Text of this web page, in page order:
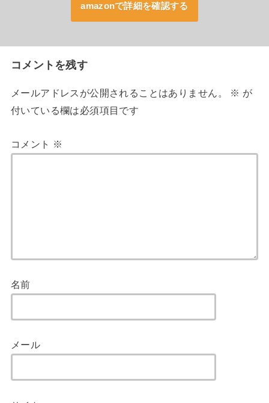
amazonで詳細を確認する
コメントを残す
メールアドレスが公開されることはありません。 ※ が
付いている欄は必須項目です
コメント ※
名前
メール